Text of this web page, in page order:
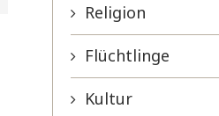
Religion
Flüchtlinge
Kultur